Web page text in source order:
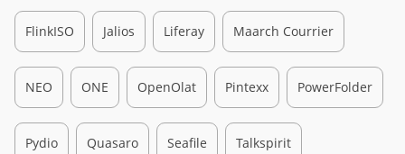
FlinkISO Jalios Liferay Maarch Courrier
NEO ONE OpenOlat Pintexx PowerFolder
Pydio Quasaro Seafile Talkspirit